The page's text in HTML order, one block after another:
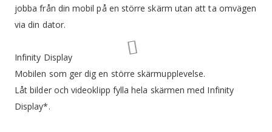
jobba från din mobil på en större skärm utan att ta omvägen
via din dator.
Infinity Display
Mobilen som ger dig en större skärmupplevelse.
Låt bilder och videoklipp fylla hela skärmen med Infinity
Display*.